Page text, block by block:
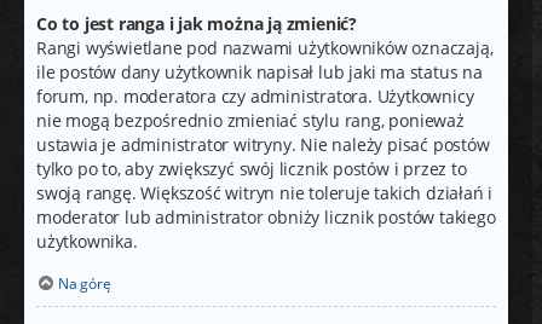
Co to jest ranga i jak można ją zmienić?
Rangi wyświetlane pod nazwami użytkowników oznaczają,
ile postów dany użytkownik napisał lub jaki ma status na
forum, np. moderatora czy administratora. Użytkownicy
nie mogą bezpośrednio zmieniać stylu rang, ponieważ
ustawia je administrator witryny. Nie należy pisać postów
tylko po to, aby zwiększyć swój licznik postów i przez to
swoją rangę. Większość witryn nie toleruje takich działań i
moderator lub administrator obniży licznik postów takiego
użytkownika.
Na górę